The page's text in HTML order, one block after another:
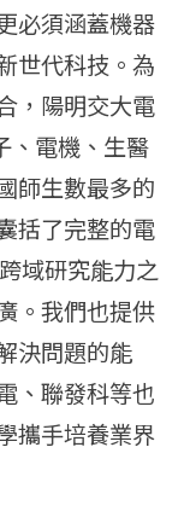
必須涵蓋機器
世代科技。為
，陽明交大電
、電機、生醫
師生數最多的
括了完整的電
域研究能力之
。我們也提供
決問題的能
、聯發科等也
攜手培養業界